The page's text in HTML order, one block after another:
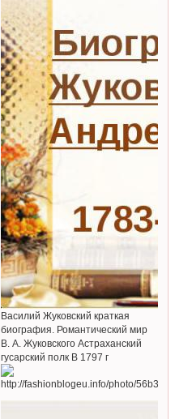
Василий Жуковский краткая
биография. Романтический мир
В. А. Жуковского Астраханский
гусарский полк В 1797 г